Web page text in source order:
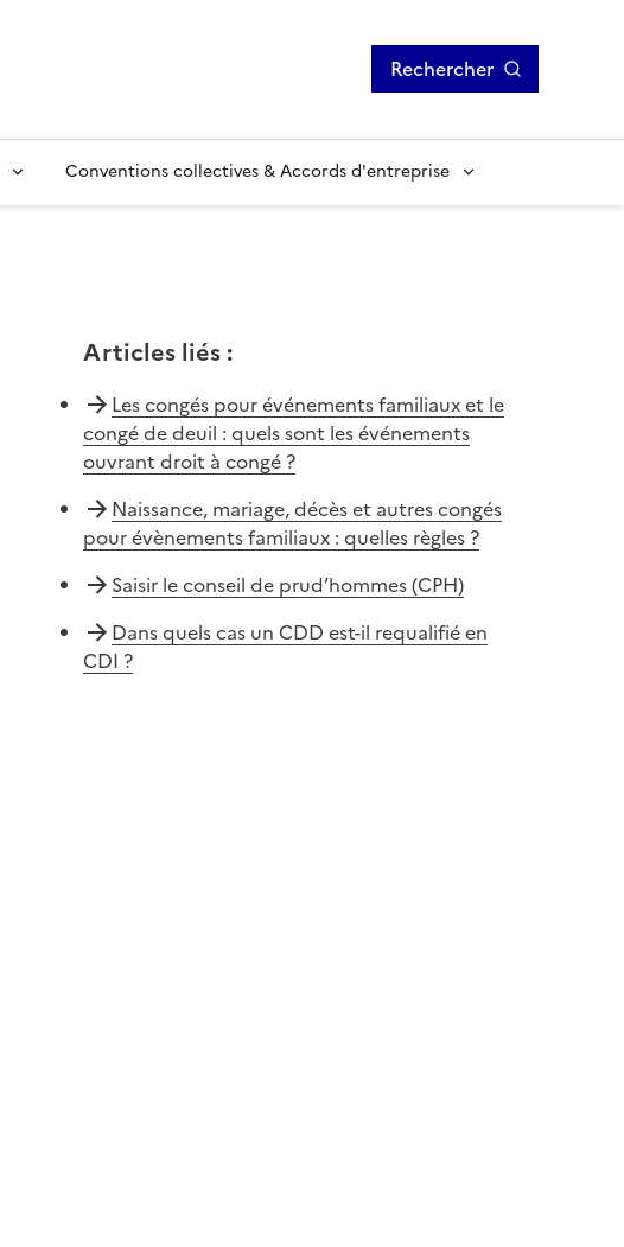
Rechercher
Conventions collectives & Accords d'entreprise
Articles liés:
Les congés pour événements familiaux et le
congé de deuil : quels sont les événements
ouvrant droit à congé ?
Naissance, mariage, décès et autres congés
pour évènements familiaux : quelles règles ?
Saisir le conseil de prud’hommes (CPH)
Dans quels cas un CDD est-il requalifié en
CDI ?